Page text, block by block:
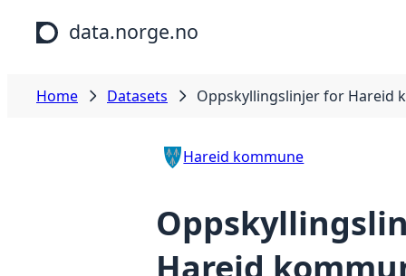
Skip to main content
data.norge.no
Home Datasets Oppskyllingslinjer for Hareid
Hareid kommune